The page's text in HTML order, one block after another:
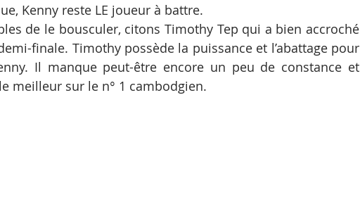
Kenny reste LE joueur à battre.
de le bousculer, citons Timothy Tep qui a bien accroché
finale. Timothy possède la puissance et l’abattage pour
Il manque peut-être encore un peu de constance et
meilleur sur le n° 1 cambodgien.